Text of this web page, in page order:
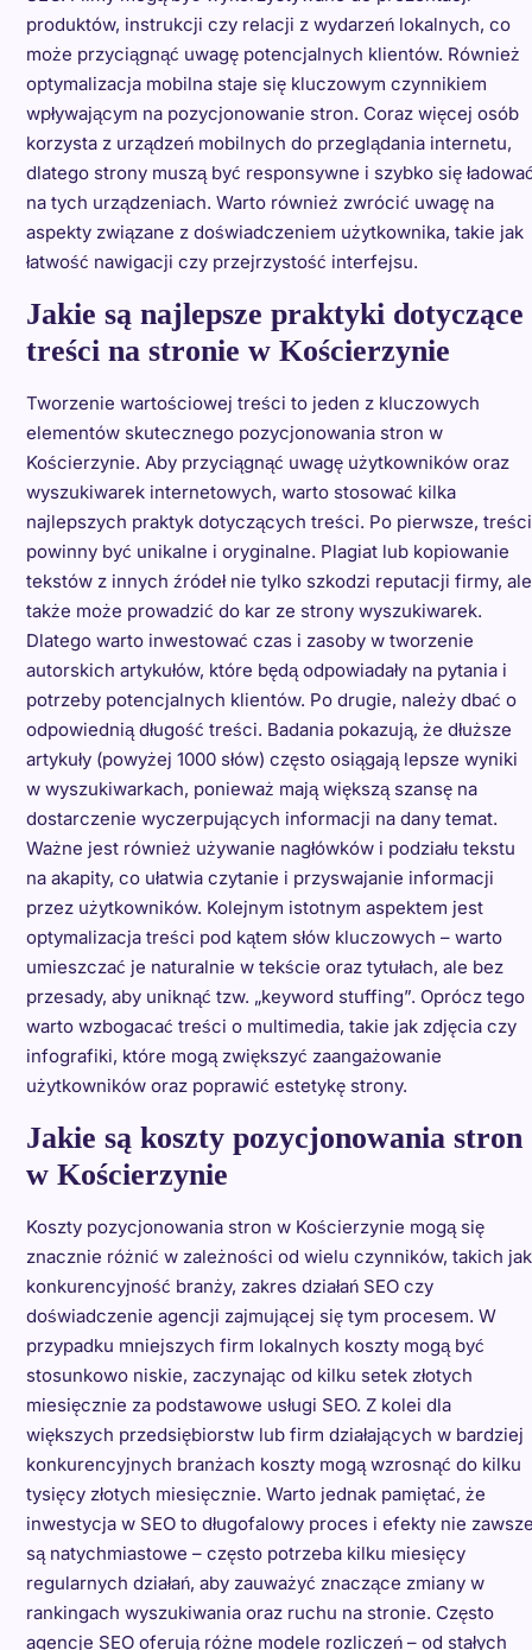
produktów, instrukcji czy relacji z wydarzeń lokalnych, co
może przyciągnąć uwagę potencjalnych klientów. Również
optymalizacja mobilna staje się kluczowym czynnikiem
wpływającym na pozycjonowanie stron. Coraz więcej osób
korzysta z urządzeń mobilnych do przeglądania internetu,
dlatego strony muszą być responsywne i szybko się
na tych urządzeniach. Warto również zwrócić uwagę na
aspekty związane z doświadczeniem użytkownika, takie jak
łatwość nawigacji czy przejrzystość interfejsu.
Jakie są najlepsze praktyki dotyczące
treści na stronie w Kościerzynie
Tworzenie wartościowej treści to jeden z kluczowych
elementów skutecznego pozycjonowania stron w
Kościerzynie. Aby przyciągnąć uwagę użytkowników oraz
wyszukiwarek internetowych, warto stosować kilka
najlepszych praktyk dotyczących treści. Po pierwsze, treści
powinny być unikalne i oryginalne. Plagiat lub kopiowanie
tekstów z innych źródeł nie tylko szkodzi reputacji firmy, ale
także może prowadzić do kar ze strony wyszukiwarek.
Dlatego warto inwestować czas i zasoby w tworzenie
autorskich artykułów, które będą odpowiadały na pytania i
potrzeby potencjalnych klientów. Po drugie, należy dbać o
odpowiednią długość treści. Badania pokazują, że dłuższe
artykuły (powyżej 1000 słów) często osiągają lepsze wyniki
w wyszukiwarkach, ponieważ mają większą szansę na
dostarczenie wyczerpujących informacji na dany temat.
Ważne jest również używanie nagłówków i podziału tekstu
na akapity, co ułatwia czytanie i przyswajanie informacji
przez użytkowników. Kolejnym istotnym aspektem jest
optymalizacja treści pod kątem słów kluczowych – warto
umieszczać je naturalnie w tekście oraz tytułach, ale bez
przesady, aby uniknąć tzw. „keyword stuffing”. Oprócz tego
warto wzbogacać treści o multimedia, takie jak zdjęcia czy
infografiki, które mogą zwiększyć zaangażowanie
użytkowników oraz poprawić estetykę strony.
Jakie są koszty pozycjonowania stron
w Kościerzynie
Koszty pozycjonowania stron w Kościerzynie mogą się
znacznie różnić w zależności od wielu czynników, takich jak
konkurencyjność branży, zakres działań SEO czy
doświadczenie agencji zajmującej się tym procesem. W
przypadku mniejszych firm lokalnych koszty mogą być
stosunkowo niskie, zaczynając od kilku setek złotych
miesięcznie za podstawowe usługi SEO. Z kolei dla
większych przedsiębiorstw lub firm działających w bardziej
konkurencyjnych branżach koszty mogą wzrosnąć do kilku
tysięcy złotych miesięcznie. Warto jednak pamiętać, że
inwestycja w SEO to długofalowy proces i efekty nie
są natychmiastowe – często potrzeba kilku miesięcy
regularnych działań, aby zauważyć znaczące zmiany w
rankingach wyszukiwania oraz ruchu na stronie. Często
agencje SEO oferują różne modele rozliczeń – od stałych